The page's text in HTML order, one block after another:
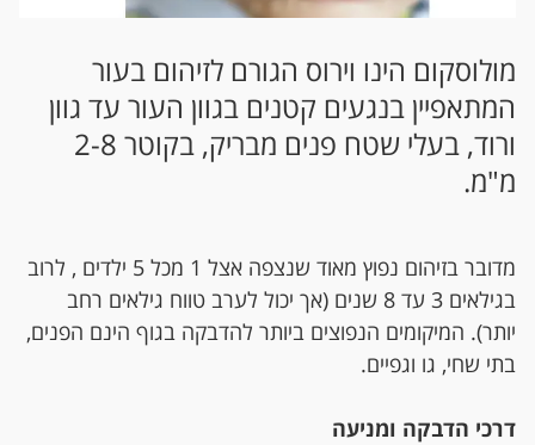
מולוסקום הינו וירוס הגורם לזיהום בעור
המתאפיין בנגעים קטנים בגוון העור עד גוון
ורוד, בעלי שטח פנים מבריק, בקוטר 2-8
מ"מ.
מדובר בזיהום נפוץ מאוד שנצפה אצל 1 מכל 5 ילדים , לרוב
בגילאים 3 עד 8 שנים (אך יכול לערב טווח גילאים רחב
יותר). המיקומים הנפוצים ביותר להדבקה בגוף הינם הפנים,
בתי שחי, גו וגפיים.
דרכי הדבקה ומניעה